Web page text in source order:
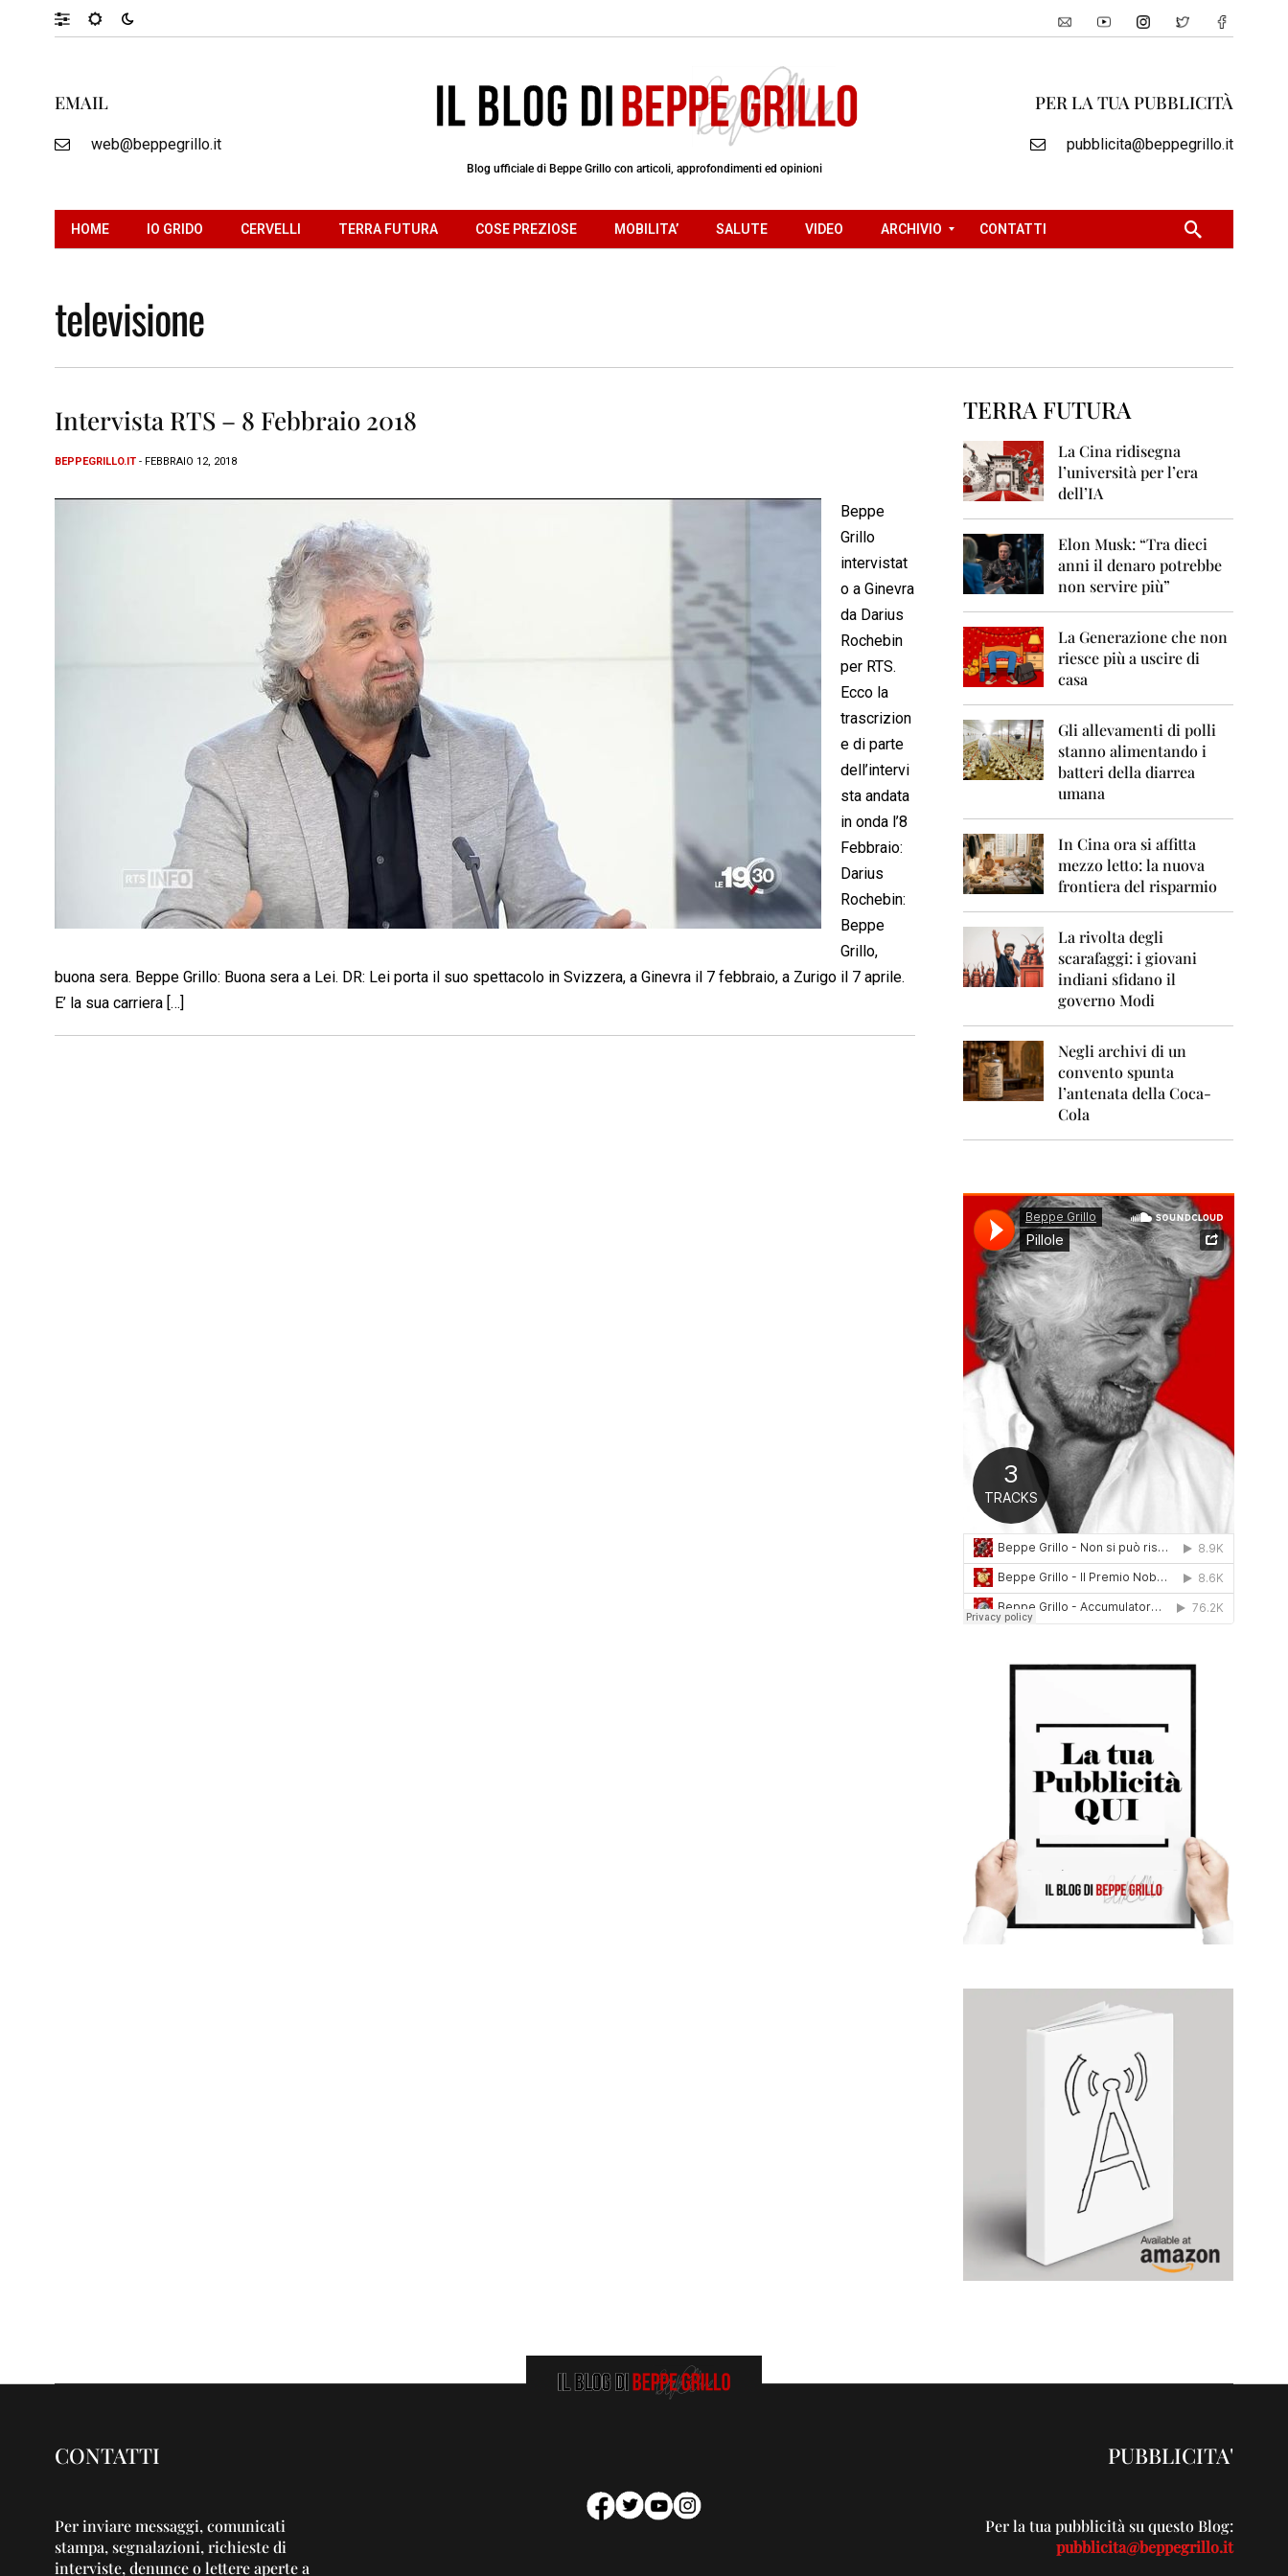
EMAIL
web@beppegrillo.it
Blog ufficiale di Beppe Grillo con articoli, approfondimenti ed opinioni
PER LA TUA PUBBLICITÀ
pubblicita@beppegrillo.it
HOME IO GRIDO CERVELLI TERRA FUTURA COSE PREZIOSE MOBILITA’ SALUTE VIDEO ARCHIVIO
0
2
0
0
8
2
0
9
2
0
0
2
1
1
2
2
0
CONTATTI
televisione
Intervista RTS – 8 Febbraio 2018
BEPPEGRILLO.IT - FEBBRAIO 12, 2018
Beppe
Grillo
intervistat
o a Ginevra
da Darius
Rochebin
per RTS.
Ecco la
trascrizion
e di parte
dell’intervi
sta andata
in onda l’8
Febbraio:
Darius
Rochebin:
Beppe
Grillo,
buona sera. Beppe Grillo: Buona sera a Lei. DR: Lei porta il suo spettacolo in Svizzera, a Ginevra il 7 febbraio, a Zurigo il 7 aprile.
E’ la sua carriera […]
TERRA FUTURA
La Cina ridisegna
l’università per l’era
dell’IA
Elon Musk: “Tra dieci
anni il denaro potrebbe
non servire più”
La Generazione che non
riesce più a uscire di
casa
Gli allevamenti di polli
stanno alimentando i
batteri della diarrea
umana
In Cina ora si affitta
mezzo letto: la nuova
frontiera del risparmio
La rivolta degli
scarafaggi: i giovani
indiani sfidano il
governo Modi
Negli archivi di un
convento spunta
l’antenata della Coca-
Cola
CONTATTI
Per inviare messaggi, comunicati
stampa, segnalazioni, richieste di
interviste, denunce o lettere aperte a
PUBBLICITA'
Per la tua pubblicità su questo Blog:
pubblicita@beppegrillo.it